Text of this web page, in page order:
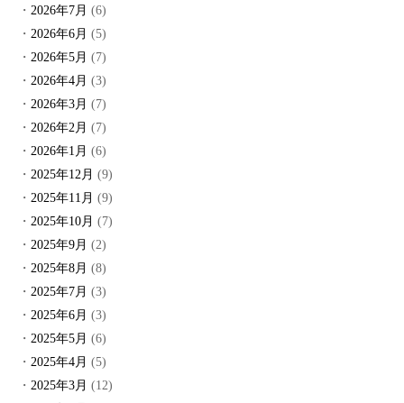
2026年7月 (6)
2026年6月 (5)
2026年5月 (7)
2026年4月 (3)
2026年3月 (7)
2026年2月 (7)
2026年1月 (6)
2025年12月 (9)
2025年11月 (9)
2025年10月 (7)
2025年9月 (2)
2025年8月 (8)
2025年7月 (3)
2025年6月 (3)
2025年5月 (6)
2025年4月 (5)
2025年3月 (12)